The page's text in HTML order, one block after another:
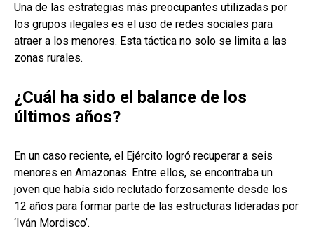
Una de las estrategias más preocupantes utilizadas por
los grupos ilegales es el uso de redes sociales para
atraer a los menores. Esta táctica no solo se limita a las
zonas rurales.
¿Cuál ha sido el balance de los
últimos años?
En un caso reciente, el Ejército logró recuperar a seis
menores en Amazonas. Entre ellos, se encontraba un
joven que había sido reclutado forzosamente desde los
12 años para formar parte de las estructuras lideradas por
‘Iván Mordisco’.